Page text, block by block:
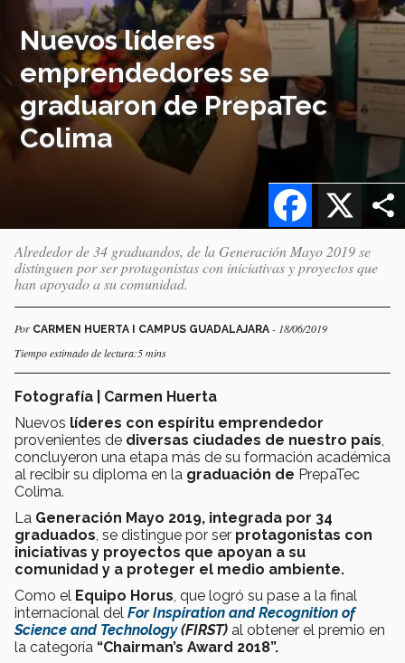
Nuevos líderes
emprendedores se
graduaron de PrepaTec
Colima
X
Facebook
Alrededor de 34 graduandos, de la Generación Mayo 2019 se
distinguen por ser protagonistas con iniciativas y proyectos que
han apoyado a su comunidad.
Por CARMEN HUERTA I CAMPUS GUADALAJARA - 18/06/2019
Tiempo estimado de lectura:5 mins
Fotografía | Carmen Huerta
Nuevos líderes con espíritu emprendedor
provenientes de diversas ciudades de nuestro país
concluyeron una etapa más de su formación académica
al recibir su diploma en la graduación de PrepaTec
Colima.
La Generación Mayo 2019, integrada por 34
graduados , se distingue por ser protagonistas con
iniciativas y proyectos que apoyan a su
comunidad y a proteger el medio ambiente.
Como el Equipo Horus , que logró su pase a la final
internacional del For Inspiration and Recognition of
Science and Technology(FIRST) al obtener el premio en
la categoría “Chairman’s Award 2018”.